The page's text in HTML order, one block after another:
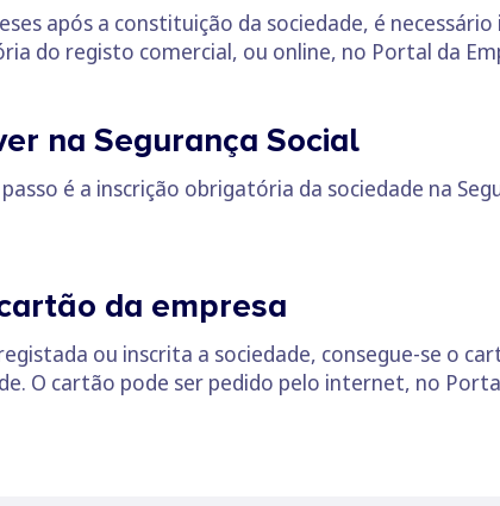
após a constituição da sociedade, é
do registo comercial, ou online, no Portal da
na Segurança Social
é a inscrição obrigatória da sociedade na
da empresa
ou inscrita a sociedade, consegue-se o
O cartão pode ser pedido pelo internet, no